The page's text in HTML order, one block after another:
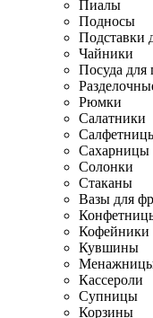
Пиалы
Подносы
Подставки
Чайники
Посуда для
Рюмки
Салатники
Сахарницы
Солонки
Стаканы
Вазы для
Кофейники
Кувшины
Кассероли
Супницы
Корзины